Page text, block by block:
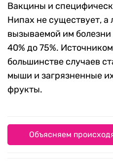
Вакцины и
Нипах не существует, а
вызываемой им болезни
40% до 75%.
большинстве случаев
мыши и загрязненные
фрукты.
Объясняем